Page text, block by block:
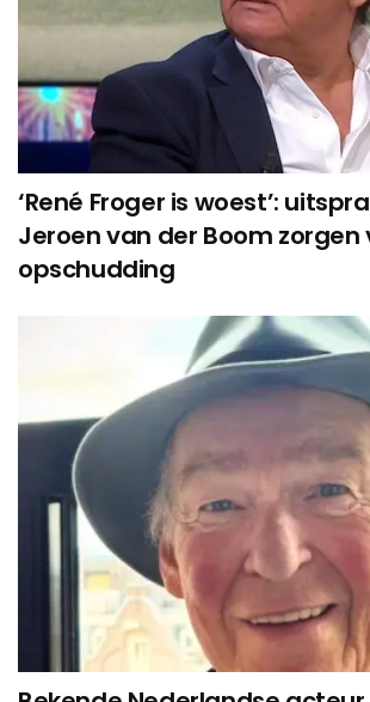
‘René Froger is woest’:
Jeroen van der Boom zorgen
opschudding